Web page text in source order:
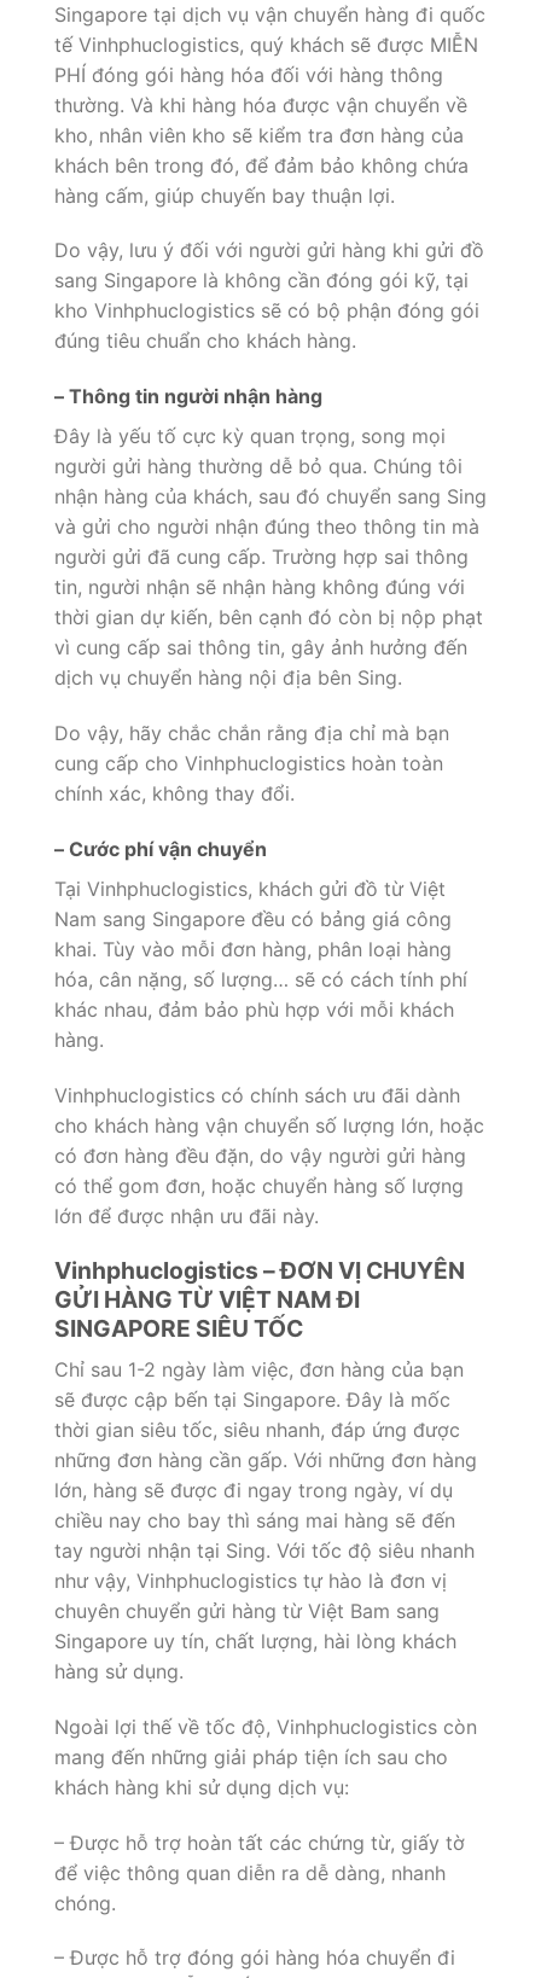
Singapore tại dịch vụ vận chuyển hàng đi quốc
tế Vinhphuclogistics, quý khách sẽ được MIỄN
PHÍ đóng gói hàng hóa đối với hàng thông
thường. Và khi hàng hóa được vận chuyển về
kho, nhân viên kho sẽ kiểm tra đơn hàng của
khách bên trong đó, để đảm bảo không chứa
hàng cấm, giúp chuyến bay thuận lợi.
Do vậy, lưu ý đối với người gửi hàng khi gửi đồ
sang Singapore là không cần đóng gói kỹ, tại
kho Vinhphuclogistics sẽ có bộ phận đóng gói
đúng tiêu chuẩn cho khách hàng.
– Thông tin người nhận hàng
Đây là yếu tố cực kỳ quan trọng, song mọi
người gửi hàng thường dễ bỏ qua. Chúng tôi
nhận hàng của khách, sau đó chuyển sang Sing
và gửi cho người nhận đúng theo thông tin mà
người gửi đã cung cấp. Trường hợp sai thông
tin, người nhận sẽ nhận hàng không đúng với
thời gian dự kiến, bên cạnh đó còn bị nộp phạt
vì cung cấp sai thông tin, gây ảnh hưởng đến
dịch vụ chuyển hàng nội địa bên Sing.
Do vậy, hãy chắc chắn rằng địa chỉ mà bạn
cung cấp cho Vinhphuclogistics hoàn toàn
chính xác, không thay đổi.
– Cước phí vận chuyển
Tại Vinhphuclogistics, khách gửi đồ từ Việt
Nam sang Singapore đều có bảng giá công
khai. Tùy vào mỗi đơn hàng, phân loại hàng
hóa, cân nặng, số lượng… sẽ có cách tính phí
khác nhau, đảm bảo phù hợp với mỗi khách
hàng.
Vinhphuclogistics có chính sách ưu đãi dành
cho khách hàng vận chuyển số lượng lớn, hoặc
có đơn hàng đều đặn, do vậy người gửi hàng
có thể gom đơn, hoặc chuyển hàng số lượng
lớn để được nhận ưu đãi này.
Vinhphuclogistics – ĐƠN VỊ CHUYÊN
GỬI HÀNG TỪ VIỆT NAM ĐI
SINGAPORE SIÊU TỐC
Chỉ sau 1-2 ngày làm việc, đơn hàng của bạn
sẽ được cập bến tại Singapore. Đây là mốc
thời gian siêu tốc, siêu nhanh, đáp ứng được
những đơn hàng cần gấp. Với những đơn hàng
lớn, hàng sẽ được đi ngay trong ngày, ví dụ
chiều nay cho bay thì sáng mai hàng sẽ đến
tay người nhận tại Sing. Với tốc độ siêu nhanh
như vậy, Vinhphuclogistics tự hào là đơn vị
chuyên chuyển gửi hàng từ Việt Bam sang
Singapore uy tín, chất lượng, hài lòng khách
hàng sử dụng.
Ngoài lợi thế về tốc độ, Vinhphuclogistics còn
mang đến những giải pháp tiện ích sau cho
khách hàng khi sử dụng dịch vụ:
– Được hỗ trợ hoàn tất các chứng từ, giấy tờ
để việc thông quan diễn ra dễ dàng, nhanh
chóng.
– Được hỗ trợ đóng gói hàng hóa chuyển đi